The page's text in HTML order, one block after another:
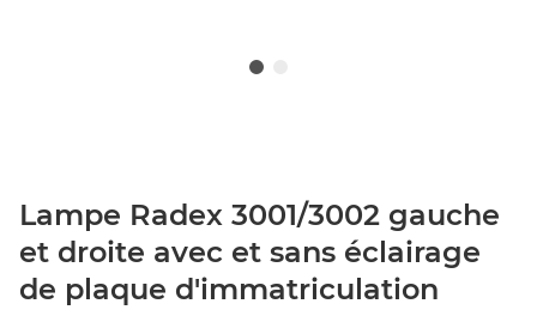
Lampe Radex 3001/3002 gauche
et droite avec et sans éclairage
de plaque d'immatriculation